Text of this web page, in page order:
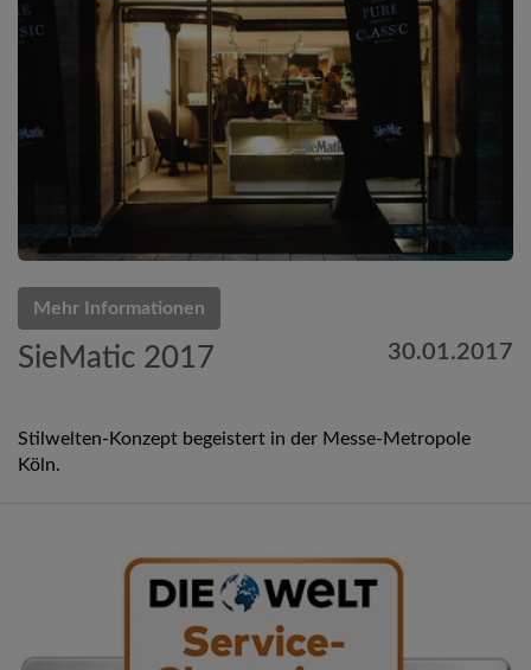
Mehr Informationen
SieMatic 2017 30.01.2017
Stilwelten-Konzept begeistert in der Messe-Metropole
Köln.